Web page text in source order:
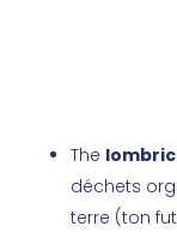
The
déchets
terre (ton